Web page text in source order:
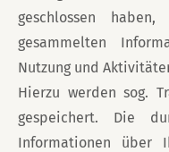
geschlossen
gesammelten
Nutzung und
Hierzu werden sog.
gespeichert. Die
Informationen über